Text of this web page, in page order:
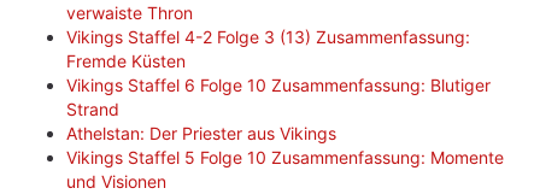
verwaiste Thron
Vikings Staffel 4-2 Folge 3 (13) Zusammenfassung:
Fremde Küsten
Vikings Staffel 6 Folge 10 Zusammenfassung: Blutiger
Strand
Athelstan: Der Priester aus Vikings
Vikings Staffel 5 Folge 10 Zusammenfassung: Momente
und Visionen